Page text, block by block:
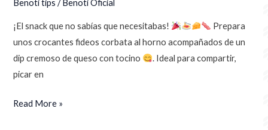
Benoti tips /Benoti Oficial
¡El snack que no sabías que necesitabas!
Prepara
unos crocantes fideos corbata al horno acompañados de un
dip cremoso de queso con tocino
. Ideal para compartir,
picar en
Read More »